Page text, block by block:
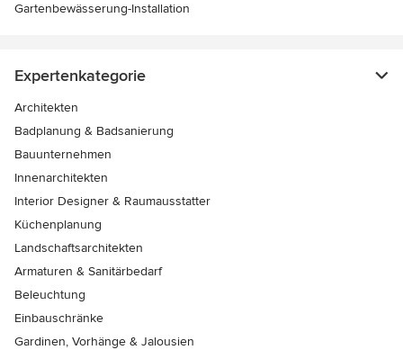
Gartenbewässerung-Installation
Expertenkategorie
Architekten
Badplanung & Badsanierung
Bauunternehmen
Innenarchitekten
Interior Designer & Raumausstatter
Küchenplanung
Landschaftsarchitekten
Armaturen & Sanitärbedarf
Beleuchtung
Einbauschränke
Gardinen, Vorhänge & Jalousien